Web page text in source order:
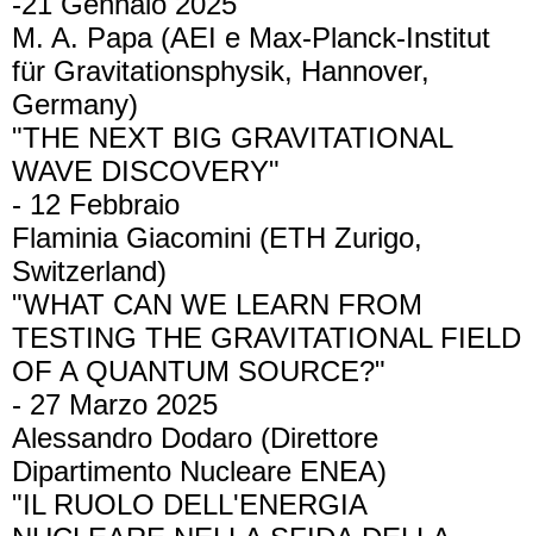
M. A. Papa (AEI e Max-Planck-Institut
für Gravitationsphysik, Hannover,
Germany)
"THE NEXT BIG GRAVITATIONAL
WAVE DISCOVERY"
- 12 Febbraio
Flaminia Giacomini (ETH Zurigo,
Switzerland)
"WHAT CAN WE LEARN FROM
TESTING THE GRAVITATIONAL FIELD
OF A QUANTUM SOURCE?"
- 27 Marzo 2025
Alessandro Dodaro (Direttore
Dipartimento Nucleare ENEA)
"IL RUOLO DELL'ENERGIA